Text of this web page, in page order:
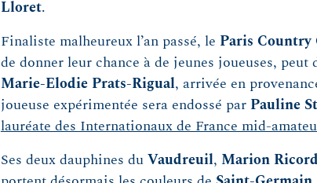
Lloret.
Finaliste malheureux l’an passé, le Paris Country
de donner leur chance à de jeunes joueuses, peut
Marie-Elodie Prats-Rigual, arrivée en
joueuse expérimentée sera endossé par Pauline
lauréate des Internationaux de France mid-
Ses deux dauphines du Vaudreuil, Marion